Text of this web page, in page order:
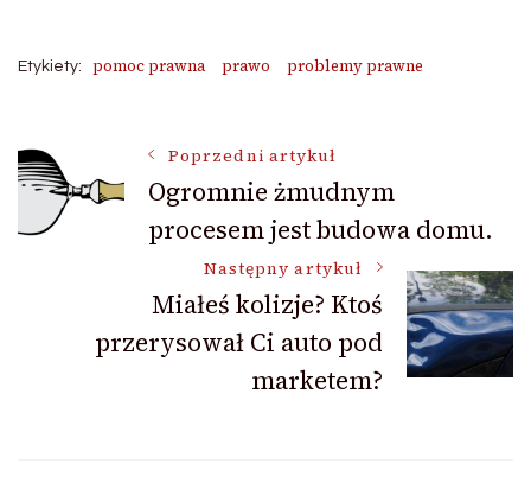
Etykiety: pomoc prawna prawo problemy prawne
Nawigacja
wpisu
Poprzedni artykuł
Ogromnie żmudnym
procesem jest budowa domu.
Następny artykuł
Miałeś kolizje? Ktoś
przerysował Ci auto pod
marketem?